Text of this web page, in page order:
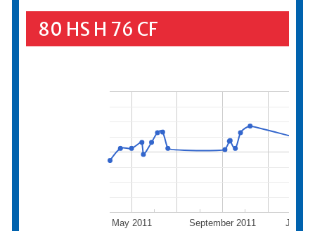
80 HS H 76 CF
May 2011 September 2011